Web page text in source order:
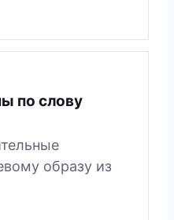
по слову
образу из